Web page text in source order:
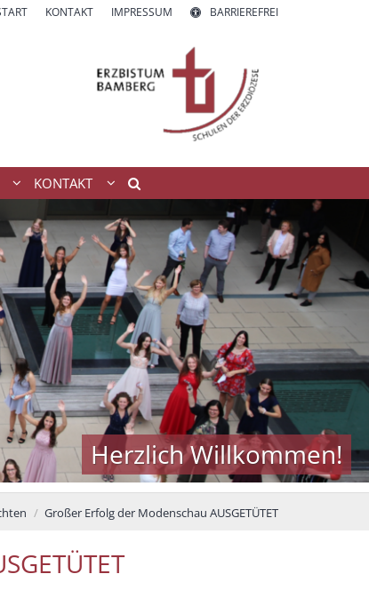
KONTAKT IMPRESSUM BARRIEREFREI
KONTAKT
Herzlich Willkommen!
Großer Erfolg der Modenschau AUSGETÜTET